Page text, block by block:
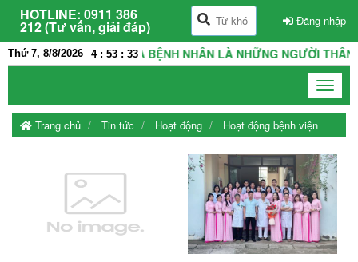
HOTLINE: 0911 386
212 (Tư vấn, giải đáp) Đăng nhập
Thứ 7, 8/8/2026 4 : 53 : 33
THẦY THUỐC VÀ BỆNH NHÂN LÀ NHỮNG NGƯỜI THÂN
Toggle
Trang chủ
Tin tức Hoạt động Hoạt động bệnh viện